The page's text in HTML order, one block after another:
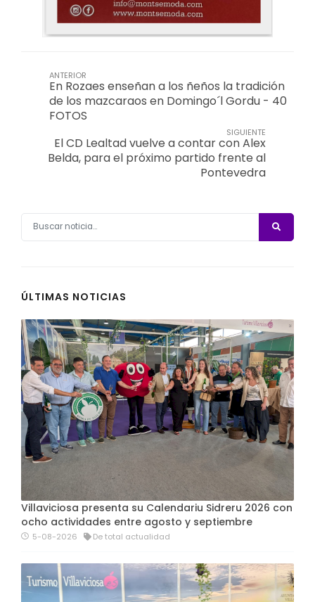
ANTERIOR
En Rozaes enseñan a los ñeños la tradición
de los mazcaraos en Domingo´l Gordu - 40
FOTOS
SIGUIENTE
El CD Lealtad vuelve a contar con Alex
Belda, para el próximo partido frente al
Pontevedra
ÚLTIMAS NOTICIAS
Villaviciosa presenta su Calendariu Sidreru 2026 con
ocho actividades entre agosto y septiembre
5-08-2026 De total actualidad